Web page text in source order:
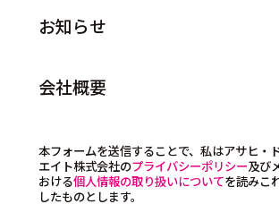
お知らせ
会社概要
本フォームを送信することで、私はアサヒ・
エイト株式会社のプライバシーポリシー及び
おける個人情報の取り扱いについてを読みこ
したものとします。